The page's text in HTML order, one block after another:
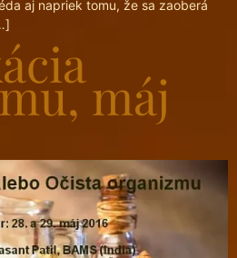
aj napriek tomu, že sa zaoberá
máj